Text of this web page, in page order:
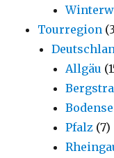
Tourregion
Allgäu
Pfalz (7)